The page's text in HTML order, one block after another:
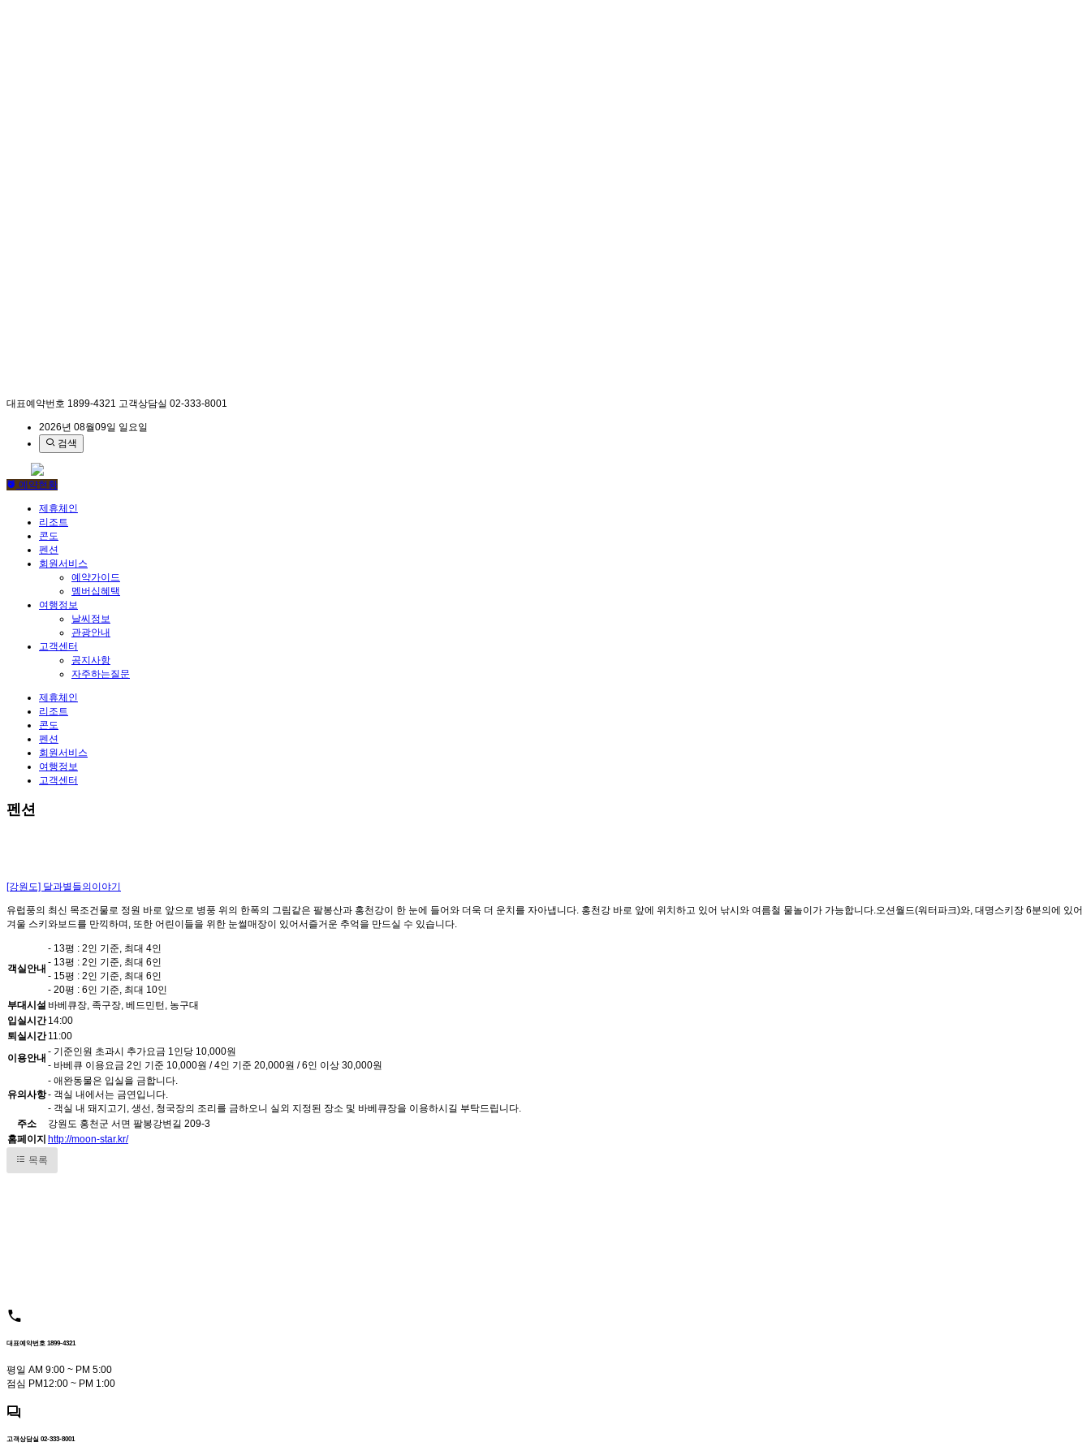
대표예약번호 1899-4321 고객상담실 02-333-8001
2026년 08월09일 일요일
검색
예약현황
제휴체인
리조트
콘도
펜션
회원서비스
예약가이드
멤버십혜택
여행정보
날씨정보
관광안내
고객센터
공지사항
자주하는질문
제휴체인
리조트
콘도
펜션
회원서비스
여행정보
고객센터
펜션
[강원도] 달과별들의이야기
유럽풍의 최신 목조건물로 정원 바로 앞으로 병풍 위의 한폭의 그림같은 팔봉산과 홍천강이 한 눈에 들어와 더욱 더 운치를 자아냅니다. 홍천강 바로 앞에 위치하고 있어 낚시와 여름철 물놀이가 가능합니다.오션월드(워터파크)와, 대명스키장 6분의에 있어
겨울 스키와보드를 만끽하며, 또한 어린이들을 위한 눈썰매장이 있어서즐거운 추억을 만드실 수 있습니다.
객실안내
- 13평 : 2인 기준, 최대 4인
- 13평 : 2인 기준, 최대 6인
- 15평 : 2인 기준, 최대 6인
- 20평 : 6인 기준, 최대 10인
부대시설 바베큐장, 족구장, 베드민턴, 농구대
입실시간 14:00
퇴실시간 11:00
이용안내
- 기준인원 초과시 추가요금 1인당 10,000원
- 바베큐 이용요금 2인 기준 10,000원 / 4인 기준 20,000원 / 6인 이상 30,000원
유의사항
- 애완동물은 입실을 금합니다.
- 객실 내에서는 금연입니다.
- 객실 내 돼지고기, 생선, 청국장의 조리를 금하오니 실외 지정된 장소 및 바베큐장을 이용하시길 부탁드립니다.
주소
강원도 홍천군 서면 팔봉강변길 209-3
홈페이지 http://moon-star.kr/
목록
대표예약번호 1899-4321
평일 AM 9:00 ~ PM 5:00
점심 PM12:00 ~ PM 1:00
고객상담실 02-333-8001